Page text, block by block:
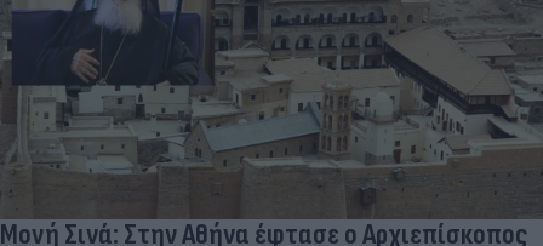
Μονή Σινά: Στην Αθήνα έφτασε ο Αρχιεπίσκοπος